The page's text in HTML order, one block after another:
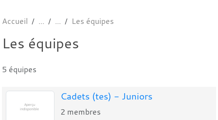
Accueil Les équipes
Les équipes
5 équipes
Cadets (tes) - Juniors
2 membres